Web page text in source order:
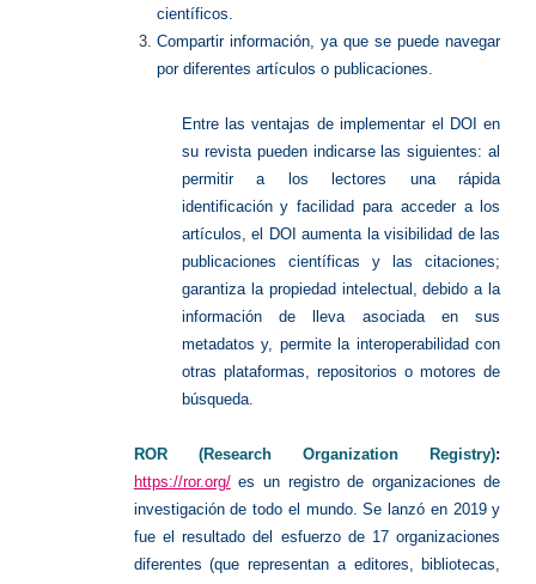
científicos.
Compartir información, ya que se puede navegar
por diferentes artículos o publicaciones.
Entre las ventajas de implementar el DOI en
su revista pueden indicarse las siguientes: al
permitir a los lectores una rápida
identificación y facilidad para acceder a los
artículos, el DOI aumenta la visibilidad de las
publicaciones científicas y las citaciones;
garantiza la propiedad intelectual, debido a la
información de lleva asociada en sus
metadatos y, permite la interoperabilidad con
otras plataformas, repositorios o motores de
búsqueda.
ROR (Research Organization Registry):
https://ror.org/es un registro de organizaciones de
investigación de todo el mundo. Se lanzó en 2019 y
fue el resultado del esfuerzo de 17 organizaciones
diferentes (que representan a editores, bibliotecas,